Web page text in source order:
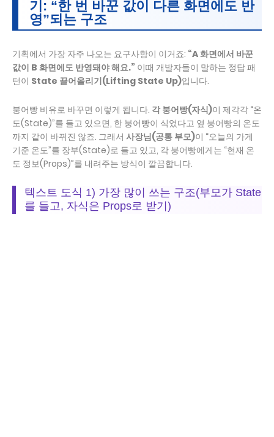
기: “한 번 바꾼 값이 다른 화면에도 반
영”되는 구조
기획에서 가장 자주 나오는 요구사항이 이거죠: “A 화면에서 바꾼
값이 B 화면에도 반영돼야 해요.” 이때 개발자들이 말하는 정답 패
턴이 State 끌어올리기(Lifting State Up)입니다.
붕어빵 비유로 바꾸면 이렇게 됩니다. 각 붕어빵(자식)이 제각각 “온
도(State)”를 들고 있으면, 한 붕어빵이 식었다고 옆 붕어빵의 온도
까지 같이 바뀌진 않죠. 그래서 사장님(공통 부모)이 “오늘의 가게
기준 온도”를 장부(State)로 들고 있고, 각 붕어빵에게는 “현재 온
도 정보(Props)”를 내려주는 방식이 깔끔합니다.
텍스트 도식 1) 가장 많이 쓰는 구조(부모가 State
를 들고, 자식은 Props로 받기)